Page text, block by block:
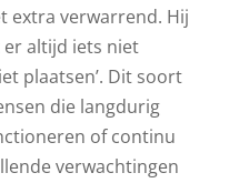
extra verwarrend. Hij
er altijd iets niet
plaatsen’. Dit soort
die langdurig
of continu
verwachtingen